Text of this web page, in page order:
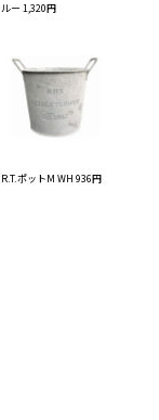
ルー 1,320円
R.T.ポットM WH 936円